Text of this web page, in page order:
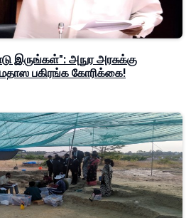
இருங்கள்": அநுர அரசுக்கு
பகிரங்க கோரிக்கை!